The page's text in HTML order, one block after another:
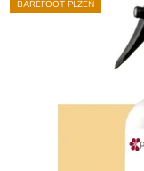
BAREFOOT PLZEŇ